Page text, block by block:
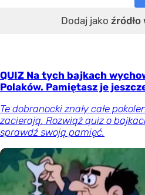
Dodaj jako źródło
QUIZ Na tych bajkach
Polaków. Pamiętasz je
Te dobranocki znały całe
zacierają. Rozwiąż quiz o
sprawdź swoją pamięć.